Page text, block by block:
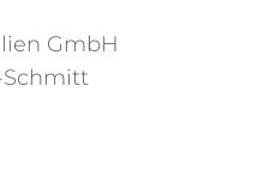
GmbH
Schmitt